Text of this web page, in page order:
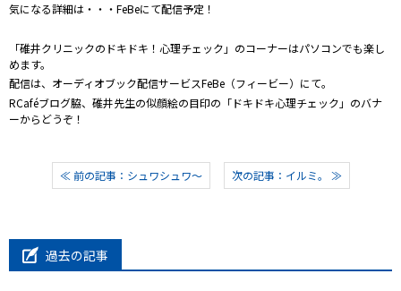
気になる詳細は・・・FeBeにて配信予定！
「碓井クリニックのドキドキ！心理チェック」のコーナーはパソコンでも楽し
めます。
配信は、オーディオブック配信サービスFeBe（フィービー）にて。
RCaféブログ脇、碓井先生の似顔絵の目印の「ドキドキ心理チェック」のバナ
ーからどうぞ！
≪ 前の記事：シュワシュワ～ 次の記事：イルミ。 ≫
過去の記事